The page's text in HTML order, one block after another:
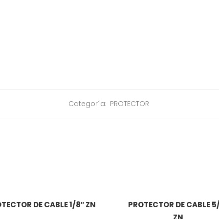
Categoría: PROTECTOR
DE CABLE 1/8″ ZN
PROTECTOR DE CABLE